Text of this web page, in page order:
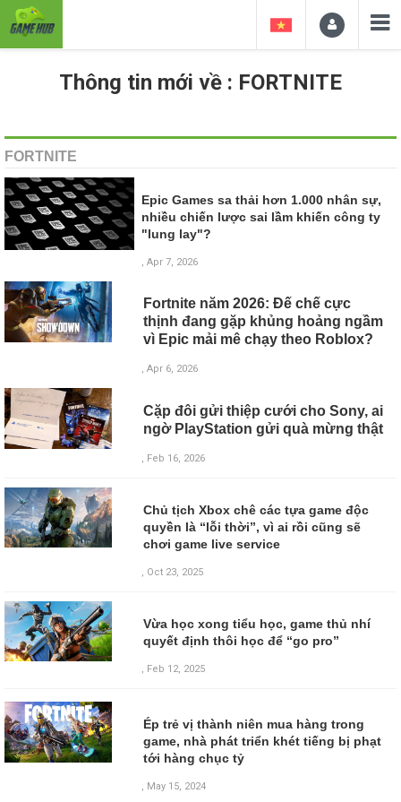
Thông tin mới về : FORTNITE
FORTNITE
Epic Games sa thải hơn 1.000 nhân sự,
nhiều chiến lược sai lầm khiến công ty
"lung lay"?
, Apr 7, 2026
Fortnite năm 2026: Đế chế cực
thịnh đang gặp khủng hoảng ngầm
vì Epic mải mê chạy theo Roblox?
, Apr 6, 2026
Cặp đôi gửi thiệp cưới cho Sony, ai
ngờ PlayStation gửi quà mừng thật
, Feb 16, 2026
Chủ tịch Xbox chê các tựa game độc
quyền là “lỗi thời”, vì ai rồi cũng sẽ
chơi game live service
, Oct 23, 2025
Vừa học xong tiểu học, game thủ nhí
quyết định thôi học để “go pro”
, Feb 12, 2025
Ép trẻ vị thành niên mua hàng trong
game, nhà phát triển khét tiếng bị phạt
tới hàng chục tỷ
, May 15, 2024